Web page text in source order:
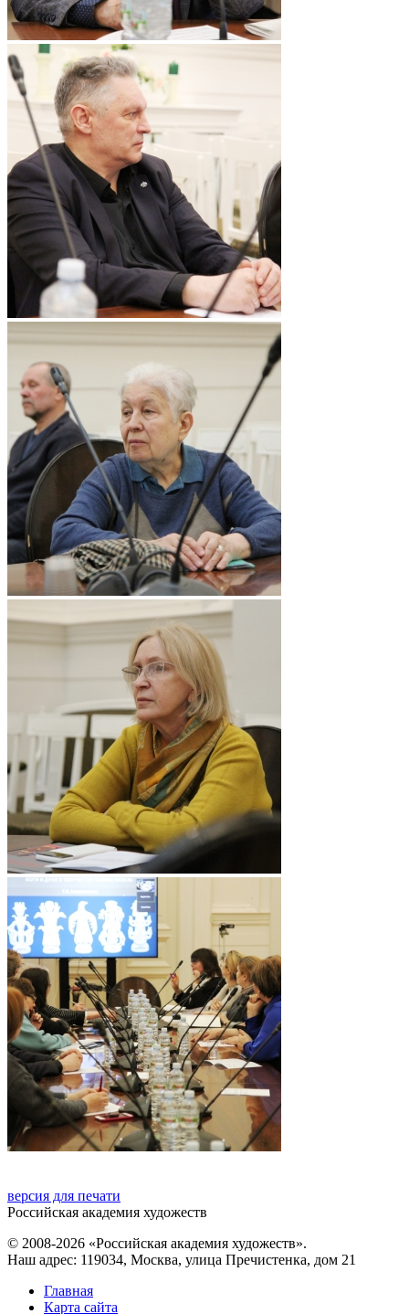
версия для печати
Российская академия художеств
© 2008-2026 «Российская академия художеств».
Наш адрес: 119034, Москва, улица Пречистенка, дом 21
Главная
Карта сайта